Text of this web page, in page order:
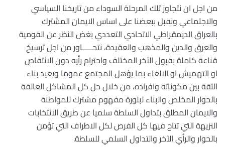
من اجل ان نتجاوز تلك المرحلة السوداء من تاريخنا السياسي
والاجتماعي ونقبل ببعضنا على اساس الايمان المشترك
بالعراق الديمقراطي الاتحادي التعددي بغض النظر عن القومية
والعرق والدين والمذهب والعقيدة، نتحـــــاور من اجل ترسيخ
قناعة كاملة بقبول الآخر المختلف واحترام رأيه دون الانتقاص
او التهميش او الالغاء بما يؤهل المجتمع عموما ويعيد بناء
الثقة بين مكوناته وافراده، من خلال حل كل المشاكل العالقة
بالحوار المخلص والبناء لبلورة مفهوم مشترك للمواطنة
والايمان المطلق بتداول السلطة سلميا عن طريق الانتخابات
النزيهة التي تتاح فيها كل الفرص لكل الاطراف التي تؤمن
بالحوار والرأي الآخر والتداول السلمي للسلطة.